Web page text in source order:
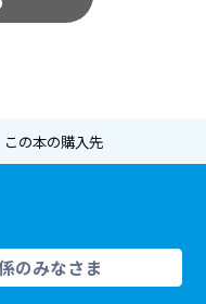
この本の購入先
のみなさま